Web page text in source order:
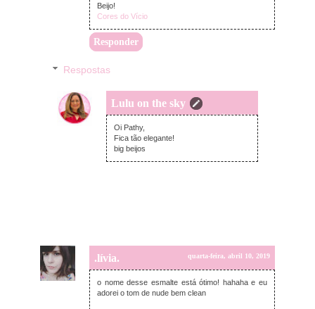
Beijo!
Cores do Vício
Responder
Respostas
Lulu on the sky
quarta-feira, abril 10, 2019
Oi Pathy,
Fica tão elegante!
big beijos
.lívia. quarta-feira, abril 10, 2019
o nome desse esmalte está ótimo! hahaha e eu
adorei o tom de nude bem clean